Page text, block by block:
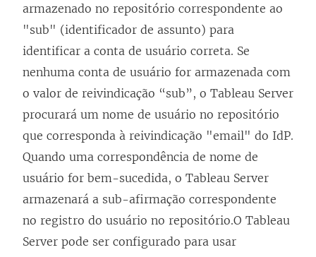
armazenado no repositório correspondente ao
"sub" (identificador de assunto) para
identificar a conta de usuário correta. Se
nenhuma conta de usuário for armazenada com
o valor de reivindicação “sub”, o Tableau Server
procurará um nome de usuário no repositório
que corresponda à reivindicação "email" do IdP.
Quando uma correspondência de nome de
usuário for bem-sucedida, o Tableau Server
armazenará a sub-afirmação correspondente
no registro do usuário no repositório.O Tableau
Server pode ser configurado para usar